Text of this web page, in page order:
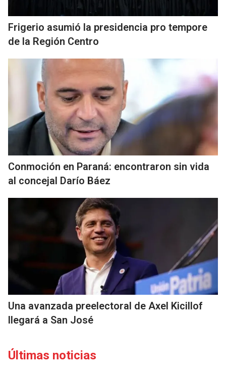
Frigerio asumió la presidencia pro tempore
de la Región Centro
Conmoción en Paraná: encontraron sin vida
al concejal Darío Báez
Una avanzada preelectoral de Axel Kicillof
llegará a San José
Últimas noticias